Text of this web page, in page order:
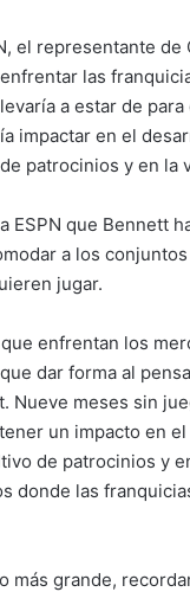
el representante de
las
a estar de
impactar en el
patrocinios y en la
ESPN que Bennett
a los
jugar.
enfrentan los
dar forma al
Nueve meses sin
un impacto en
de patrocinios y
donde las
más grande,